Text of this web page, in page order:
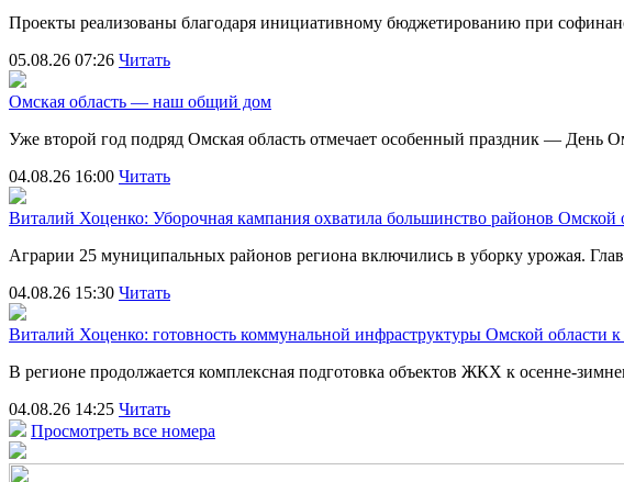
Проекты реализованы благодаря инициативному бюджетированию при
05.08.26 07:26 Читать
Омская область — наш общий дом
Уже второй год подряд Омская область отмечает особенный праздник — День
04.08.26 16:00 Читать
Виталий Хоценко: Уборочная кампания охватила большинство районов Омской
Аграрии 25 муниципальных районов региона включились в уборку урожая.
04.08.26 15:30 Читать
Виталий Хоценко: готовность коммунальной инфраструктуры Омской области к
В регионе продолжается комплексная подготовка объектов ЖКХ к осенне-
04.08.26 14:25 Читать
Просмотреть все номера